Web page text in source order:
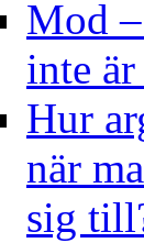
Mod
inte
Hur
när
sig